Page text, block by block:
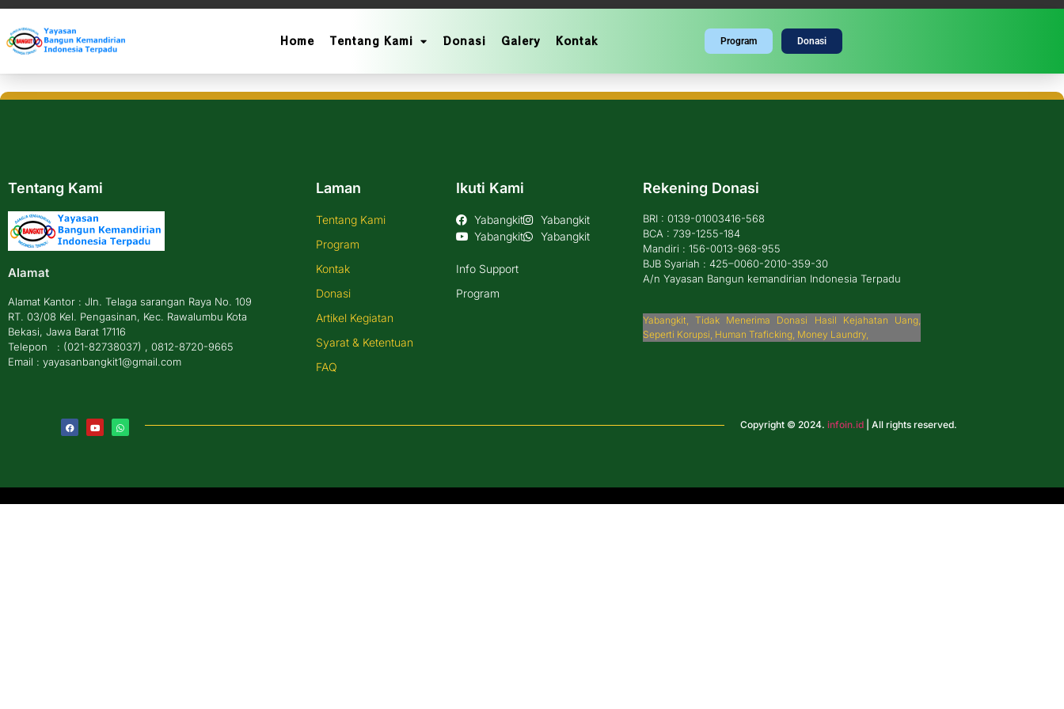
Home Tentang Kami Donasi Galery Kontak Program Donasi
Portofolio
Tentang Kami
Alamat
Alamat Kantor : Jln. Telaga sarangan Raya No. 109
RT. 03/08 Kel. Pengasinan, Kec. Rawalumbu Kota
Bekasi, Jawa Barat 17116
Telepon : (021-82738037) , 0812-8720-9665
Email : yayasanbangkit1@gmail.com
Laman
Tentang Kami
Program
Kontak
Donasi
Artikel Kegiatan
Syarat & Ketentuan
FAQ
Ikuti Kami
Yabangkit
Yabangkit
Yabangkit
Yabangkit
Info Support
Program
Rekening Donasi
BRI : 0139-01003416-568
BCA : 739-1255-184
Mandiri : 156-0013-968-955
BJB Syariah : 425–0060-2010-359-30
A/n Yayasan Bangun kemandirian Indonesia Terpadu
Yabangkit, Tidak Menerima Donasi Hasil Kejahatan Uang,
Seperti Korupsi, Human Traficking, Money Laundry,
Copyright © 2024.infoin.id | All rights reserved.